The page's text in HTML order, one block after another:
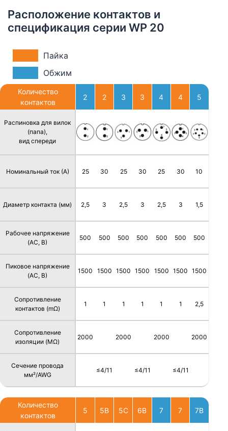
Расположение контактов и
спецификация серии WP 20
Пайка
Обжим
Количество
контактов
Распиновка для вилок
(папа),
вид спереди
Номинальный ток (А)
Диаметр контакта (мм)
Рабочее напряжение
(AC, В)
Пиковое напряжение
(AC, В)
Сопротивление
контактов (mΩ)
Сопротивление
изоляции (MΩ)
Сечение провода
мм²/AWG
2
25
2,5
500
1500
1
2000
2
30
3
500
1500
1
≤4/11
3
25
2,5
500
1500
1
2000
3
30
3
500
1500
1
≤4/11
4
25
2,5
500
1500
1
2000
4
30
3
500
1500
1
≤4/11
5
10
1,5
500
1500
2,5
2000
Количество
контактов
5 5B 5C 6B 7 7 7B